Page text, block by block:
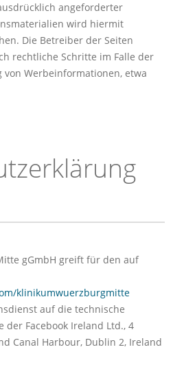
angeforderter
wird hiermit
Die Betreiber der Seiten
rechtliche Schritte im Falle der
Werbeinformationen, etwa
gGmbH greift für den auf
klinikumwuerzburgmitte
auf die technische
Facebook Ireland Ltd., 4
Canal Harbour, Dublin 2, Ireland